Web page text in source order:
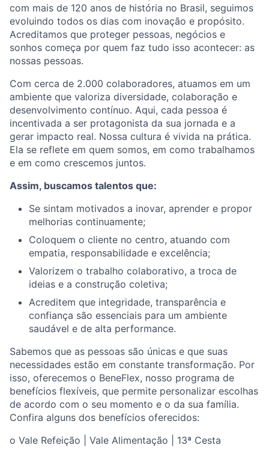
com mais de 120 anos de história no Brasil, seguimos
evoluindo todos os dias com inovação e propósito.
Acreditamos que proteger pessoas, negócios e
sonhos começa por quem faz tudo isso acontecer: as
nossas pessoas.
Com cerca de 2.000 colaboradores, atuamos em um
ambiente que valoriza diversidade, colaboração e
desenvolvimento contínuo. Aqui, cada pessoa é
incentivada a ser protagonista da sua jornada e a
gerar impacto real. Nossa cultura é vivida na prática.
Ela se reflete em quem somos, em como trabalhamos
e em como crescemos juntos.
Assim, buscamos talentos que:
Se sintam motivados a inovar, aprender e propor
melhorias continuamente;
Coloquem o cliente no centro, atuando com
empatia, responsabilidade e excelência;
Valorizem o trabalho colaborativo, a troca de
ideias e a construção coletiva;
Acreditem que integridade, transparência e
confiança são essenciais para um ambiente
saudável e de alta performance.
Sabemos que as pessoas são únicas e que suas
necessidades estão em constante transformação. Por
isso, oferecemos o BeneFlex, nosso programa de
benefícios flexíveis, que permite personalizar escolhas
de acordo com o seu momento e o da sua família.
Confira alguns dos benefícios oferecidos:
o Vale Refeição | Vale Alimentação | 13ª Cesta